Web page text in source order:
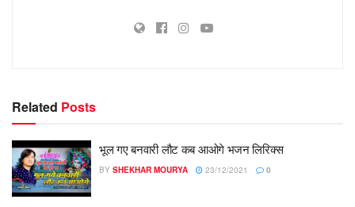
Related Posts
भूल गए बनवारी लौट कब आओगे भजन लिरिक्स
BY SHEKHAR MOURYA 23/12/2021 0